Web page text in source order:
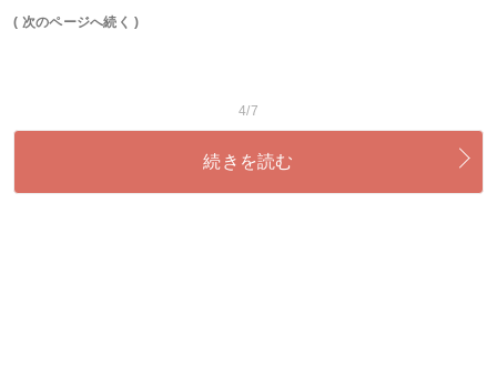
( 次のページへ続く )
4/7
続きを読む